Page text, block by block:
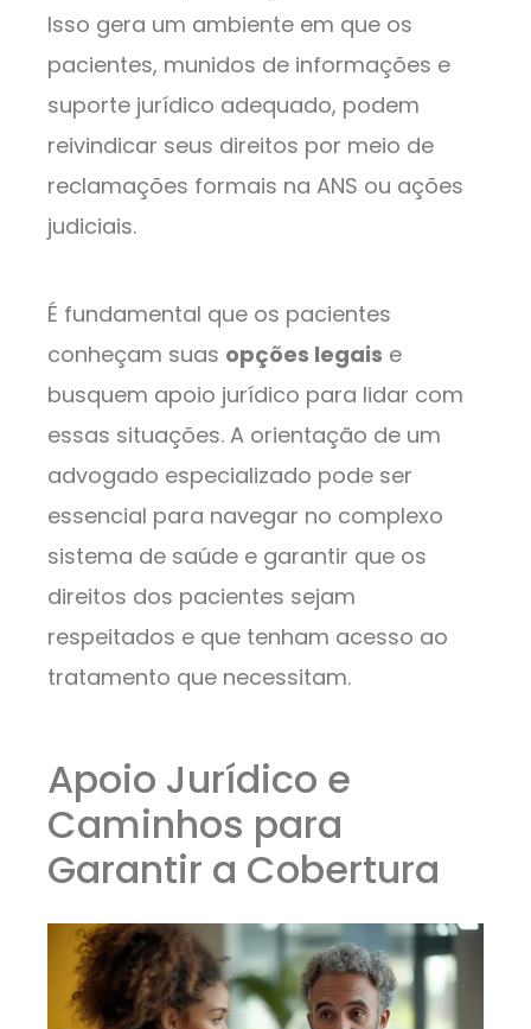
Isso gera um ambiente em que os
pacientes, munidos de informações e
suporte jurídico adequado, podem
reivindicar seus direitos por meio de
reclamações formais na ANS ou ações
judiciais.
É fundamental que os pacientes
conheçam suas opções legais e
busquem apoio jurídico para lidar com
essas situações. A orientação de um
advogado especializado pode ser
essencial para navegar no complexo
sistema de saúde e garantir que os
direitos dos pacientes sejam
respeitados e que tenham acesso ao
tratamento que necessitam.
Apoio Jurídico e
Caminhos para
Garantir a Cobertura